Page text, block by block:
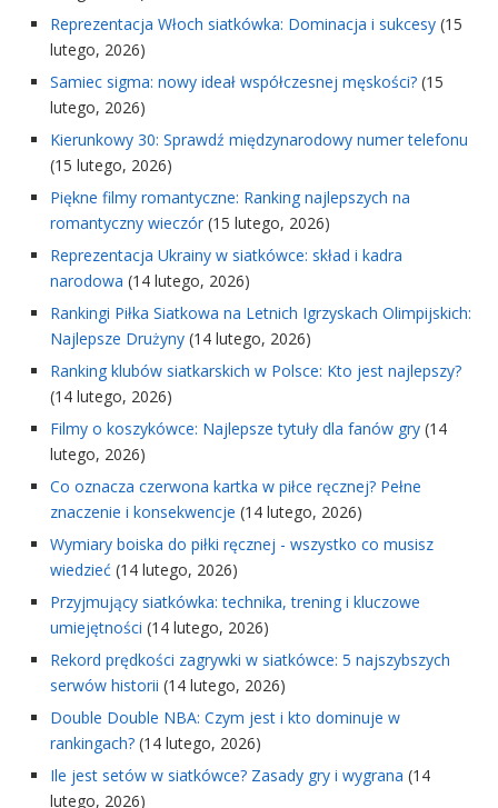
Reprezentacja Włoch siatkówka: Dominacja i sukcesy (15
lutego, 2026)
Samiec sigma: nowy ideał współczesnej męskości? (15
lutego, 2026)
Kierunkowy 30: Sprawdź międzynarodowy numer telefonu
(15 lutego, 2026)
Piękne filmy romantyczne: Ranking najlepszych na
romantyczny wieczór (15 lutego, 2026)
Reprezentacja Ukrainy w siatkówce: skład i kadra
narodowa (14 lutego, 2026)
Rankingi Piłka Siatkowa na Letnich Igrzyskach Olimpijskich:
Najlepsze Drużyny (14 lutego, 2026)
Ranking klubów siatkarskich w Polsce: Kto jest najlepszy?
(14 lutego, 2026)
Filmy o koszykówce: Najlepsze tytuły dla fanów gry (14
lutego, 2026)
Co oznacza czerwona kartka w piłce ręcznej? Pełne
znaczenie i konsekwencje (14 lutego, 2026)
Wymiary boiska do piłki ręcznej - wszystko co musisz
wiedzieć (14 lutego, 2026)
Przyjmujący siatkówka: technika, trening i kluczowe
umiejętności (14 lutego, 2026)
Rekord prędkości zagrywki w siatkówce: 5 najszybszych
serwów historii (14 lutego, 2026)
Double Double NBA: Czym jest i kto dominuje w
rankingach? (14 lutego, 2026)
Ile jest setów w siatkówce? Zasady gry i wygrana (14
lutego, 2026)